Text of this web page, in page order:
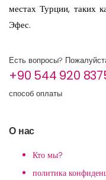
местах Турции, таких
Эфес.
Есть вопросы?
+90 544 920
способ оплаты
О нас
Кто мы?
политика